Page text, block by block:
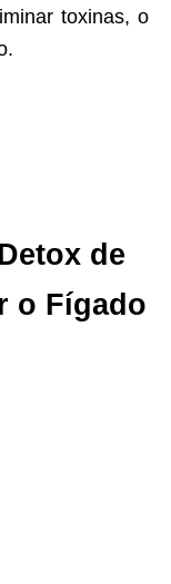
toxinas, o
de
o Fígado